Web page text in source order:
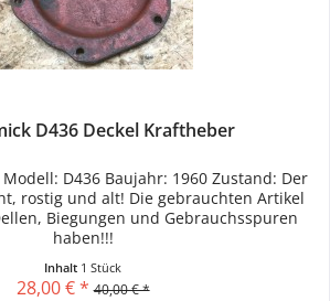
D436 Deckel Kraftheber
D436 Baujahr: 1960 Zustand: Der
rostig und alt! Die gebrauchten Artikel
Biegungen und Gebrauchsspuren
haben!!!
Inhalt 1 Stück
28,00 € * 40,00 € *